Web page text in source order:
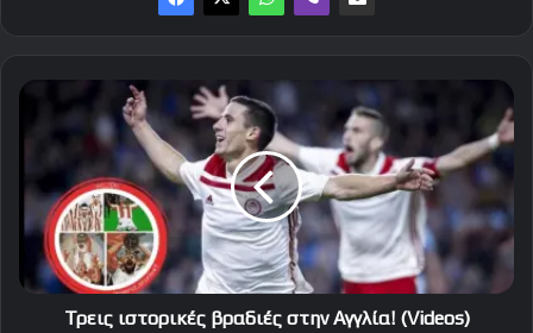
Τρεις
ιστορικές
στην
Αγγλία!
(Videos)
Τρεις ιστορικές βραδιές στην Αγγλία! (Videos)